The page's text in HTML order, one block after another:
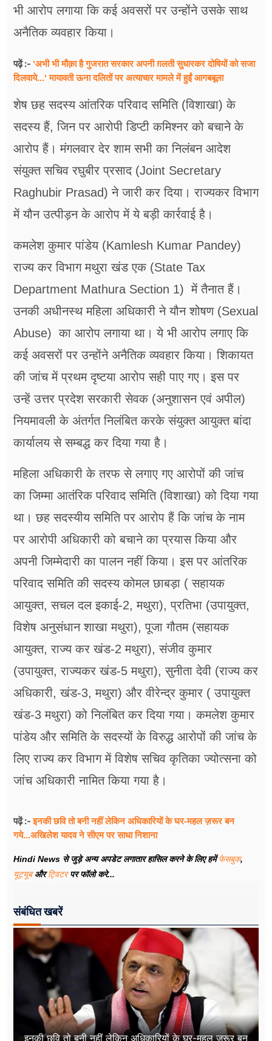
भी आरोप लगाया कि कई अवसरों पर उन्होंने उसके साथ
अनैतिक व्यवहार किया।
पढ़ें :- 'अभी भी मौक़ा है गुजरात सरकार अपनी ग़लती सुधारकर दोषियों को सजा
दिलवाये...' मायावती ऊना दलितों पर अत्याचार मामले में हुईं आगबबूला
शेष छह सदस्य आंतरिक परिवाद समिति (विशाखा) के
सदस्य हैं, जिन पर आरोपी डिप्टी कमिश्नर को बचाने के
आरोप हैं। मंगलवार देर शाम सभी का निलंबन आदेश
संयुक्त सचिव रघुबीर प्रसाद (Joint Secretary
Raghubir Prasad) ने जारी कर दिया। राज्यकर विभाग
में यौन उत्पीड़न के आरोप में ये बड़ी कार्रवाई है।
कमलेश कुमार पांडेय (Kamlesh Kumar Pandey)
राज्य कर विभाग मथुरा खंड एक (State Tax
Department Mathura Section 1) में तैनात हैं।
उनकी अधीनस्थ महिला अधिकारी ने यौन शोषण (Sexual
Abuse) का आरोप लगाया था। ये भी आरोप लगाए कि
कई अवसरों पर उन्होंने अनैतिक व्यवहार किया। शिकायत
की जांच में प्रथम दृष्टया आरोप सही पाए गए। इस पर
उन्हें उत्तर प्रदेश सरकारी सेवक (अनुशासन एवं अपील)
नियमावली के अंतर्गत निलंबित करके संयुक्त आयुक्त बांदा
कार्यालय से सम्बद्ध कर दिया गया है।
महिला अधिकारी के तरफ से लगाए गए आरोपों की जांच
का जिम्मा आतंरिक परिवाद समिति (विशाखा) को दिया गया
था। छह सदस्यीय समिति पर आरोप हैं कि जांच के नाम
पर आरोपी अधिकारी को बचाने का प्रयास किया और
अपनी जिम्मेदारी का पालन नहीं किया। इस पर आंतरिक
परिवाद समिति की सदस्य कोमल छाबड़ा ( सहायक
आयुक्त, सचल दल इकाई-2, मथुरा), प्रतिभा (उपायुक्त,
विशेष अनुसंधान शाखा मथुरा), पूजा गौतम (सहायक
आयुक्त, राज्य कर खंड-2 मथुरा), संजीव कुमार
(उपायुक्त, राज्यकर खंड-5 मथुरा), सुनीता देवी (राज्य कर
अधिकारी, खंड-3, मथुरा) और वीरेन्द्र कुमार ( उपायुक्त
खंड-3 मथुरा) को निलंबित कर दिया गया। कमलेश कुमार
पांडेय और समिति के सदस्यों के विरुद्ध आरोपों की जांच के
लिए राज्य कर विभाग में विशेष सचिव कृतिका ज्योत्सना को
जांच अधिकारी नामित किया गया है।
पढ़ें :-इनकी छवि तो बनी नहीं लेकिन अधिकारियों के घर-महल ज़रूर बन
गये...अखिलेश यादव ने सीएम पर साधा​ निशाना
Hindi News से जुड़े अन्य अपडेट लगातार हासिल करने के लिए हमेंफेसबुक,
यूट्यूबऔरट्विटरपर फॉलो करे...
संबंधित खबरें
इनकी छवि तो बनी नहीं लेकिन अधिकारियों के घर-महल ज़रूर बन